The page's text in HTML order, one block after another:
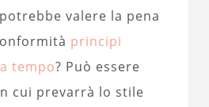
valere la pena
principi
tempo? Può essere
cui prevarrà lo stile